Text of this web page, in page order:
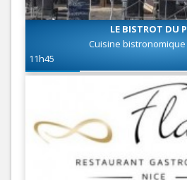
LE BISTROT DU
Cuisine
11h45